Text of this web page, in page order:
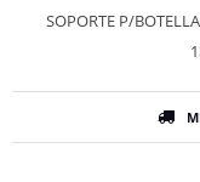
SOPORTE P/